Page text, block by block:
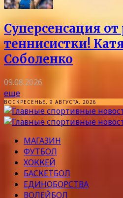
Суперсенсация от
теннисистки!
Соболенко
09.08.2026
еще
ВОСКРЕСЕНЬЕ, 9 АВГУСТА, 2026
МАГАЗИН
ФУТБОЛ
ХОККЕЙ
БАСКЕТБОЛ
ЕДИНОБОРСТВА
ВОЛЕЙБОЛ